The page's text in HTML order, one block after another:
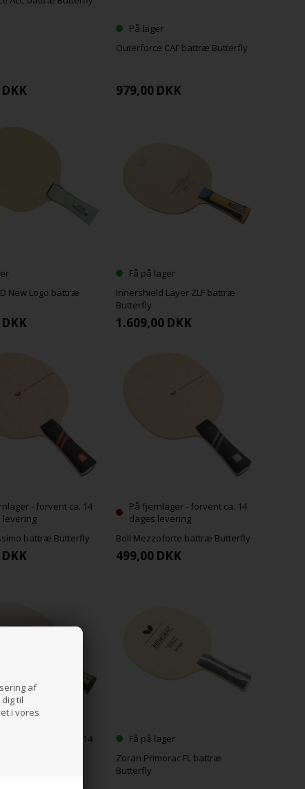
af
til
i vores
DKK
På lager
Outerforce CAF battræ Butterfly
979,00 DKK
New Logo battræ
DKK
Få på lager
Innershield Layer ZLF battræ
Butterfly
1.609,00 DKK
- forvent ca. 14
levering
battræ Butterfly
DKK
På fjernlager - forvent ca. 14
dages levering
Boll Mezzoforte battræ Butterfly
499,00 DKK
- forvent ca. 14
Få på lager
Zoran Primorac FL battræ
Butterfly